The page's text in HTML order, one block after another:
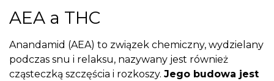
AEA a THC
Anandamid (AEA) to związek chemiczny, wydzielany
podczas snu i relaksu, nazywany jest również
cząsteczką szczęścia i rozkoszy. Jego budowa jest